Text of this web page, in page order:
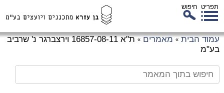
תפריט חיפוש
עמוד הבית » מאמרים »
ת"א 16857-08-11 וירצברגר נ' שרביב
בע"מ